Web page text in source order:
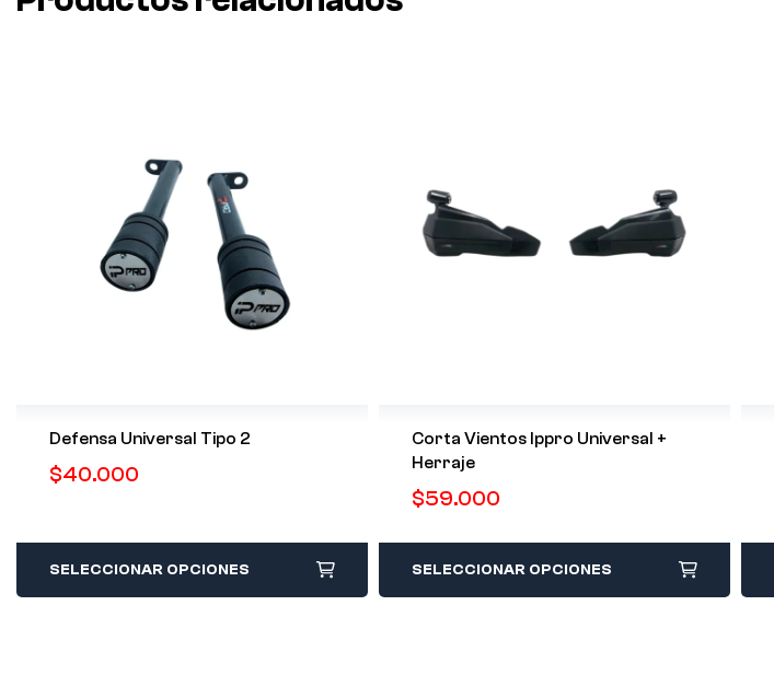
Defensa Universal Tipo 2
$40.000
SELECCIONAR OPCIONES
Corta Vientos Ippro Universal +
Herraje
$59.000
SELECCIONAR OPCIONES